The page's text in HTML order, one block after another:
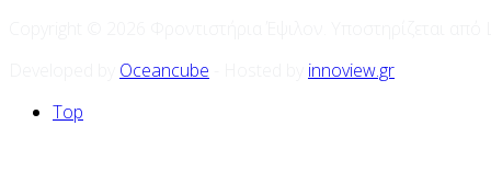
Oceancube
innoview.gr
Top